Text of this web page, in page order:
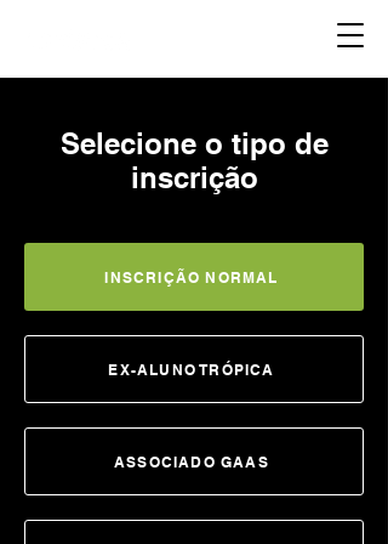
Selecione o tipo de
inscrição
INSCRIÇÃO NORMAL
EX-ALUNO TRÓPICA
ASSOCIADO GAAS